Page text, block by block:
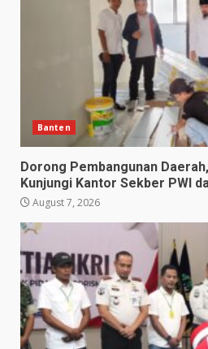
Banten
Dorong Pembangunan
Kunjungi Kantor Sekber PWI
August 7, 2026